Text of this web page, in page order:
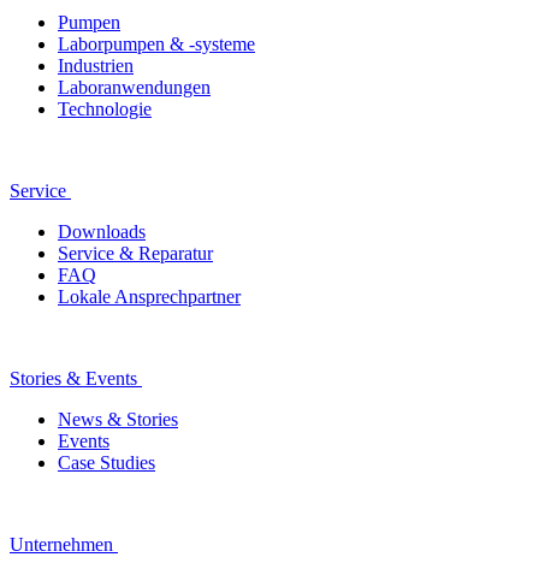
Pumpen
Laborpumpen & -systeme
Industrien
Laboranwendungen
Technologie
Service
Downloads
Service & Reparatur
FAQ
Lokale Ansprechpartner
Stories & Events
News & Stories
Events
Case Studies
Unternehmen